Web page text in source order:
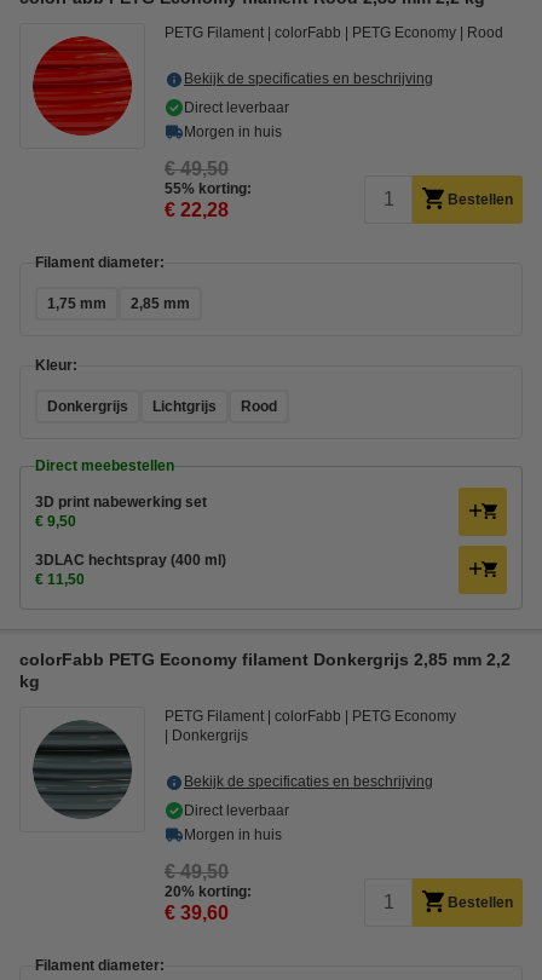
PETG Filament colorFabb PETG Economy Rood
Bekijk de specificaties en beschrijving
Direct leverbaar
Morgen in huis
€ 49,50
55% korting:
€ 22,28 Bestellen
Filament diameter:
1,75 mm 2,85 mm
Kleur:
Donkergrijs Lichtgrijs Rood
Direct meebestellen
3D print nabewerking set
€ 9,50
3DLAC hechtspray (400 ml)
€ 11,50
colorFabb PETG Economy filament Donkergrijs 2,85 mm 2,2
kg
PETG Filament colorFabb
PETG Economy
Donkergrijs
Bekijk de specificaties en beschrijving
Direct leverbaar
Morgen in huis
€ 49,50
20% korting:
€ 39,60 Bestellen
Filament diameter: